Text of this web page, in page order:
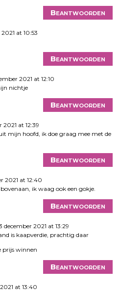
Beantwoorden
at 10:53
Beantwoorden
2021 at 12:10
nichtje
Beantwoorden
2021 at 12:39
mijn hoofd, ik doe graag mee met de
Beantwoorden
2021 at 12:40
ik waag ook een gokje.
Beantwoorden
december 2021 at 13:29
is kaapverdie, prachtig daar
prijs winnen
Beantwoorden
at 13:40